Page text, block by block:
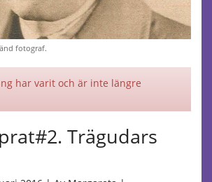
fotograf.
har varit och är inte längre
Trägudars